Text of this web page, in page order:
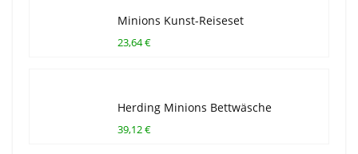
Minions Kunst-Reiseset
23,64 €
Herding Minions Bettwäsche
39,12 €